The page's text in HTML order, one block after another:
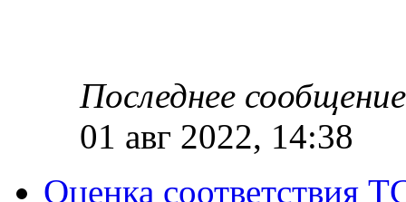
Последнее
01 авг 2022, 14:38
Оценка соответствия